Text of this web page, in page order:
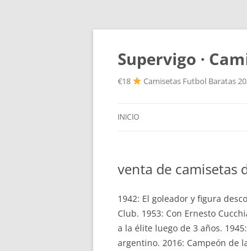
Supervigo ·
€18 Camisetas Futbol Baratas
INICIO
venta de camisetas
1942: El goleador y figura
Club. 1953: Con Ernesto
a la élite luego de 3 años.
argentino. 2016: Campeón de